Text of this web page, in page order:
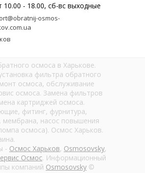
10.00 - 18.00, сб-вс выходные
osmos-
осмоса в Харькове.
фильтра обратного
осмоса, обслуживание
осмоса. Замена фильтров
картриджей осмоса.
фитинг, фурнитура,
мембрана, насос повышения
осмоса). Осмос Харьков.
- Осмос Харьков, Osmosovsky,
Осмос. Информационный
компаний Osmosovsky ©